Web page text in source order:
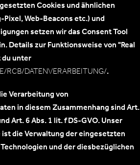
Cookies und ähnlichen
Web-Beacons etc.) und
setzen wir das Consent Tool
Details zur Funktionsweise von "Real
du unter
RCB/DATENVERARBEITUNG/.
Verarbeitung von
in diesem Zusammenhang sind Art.
Art. 6 Abs. 1 lit. f DS-GVO. Unser
die Verwaltung der eingesetzten
und der diesbezüglichen